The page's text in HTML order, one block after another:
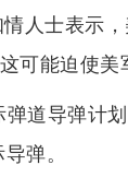
人士表示
可能迫使美
弹道导弹计
弹。